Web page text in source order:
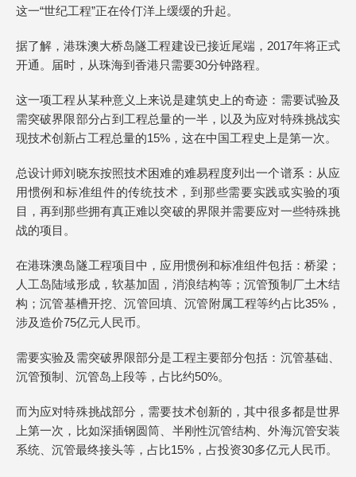
这一“世纪工程”正在伶仃洋上缓缓的升起。
据了解，港珠澳大桥岛隧工程建设已接近尾端，2017年将正式
开通。届时，从珠海到香港只需要30分钟路程。
这一项工程从某种意义上来说是建筑史上的奇迹：需要试验及
需突破界限部分占到工程总量的一半，以及为应对特殊挑战实
现技术创新占工程总量的15%，这在中国工程史上是第一次。
总设计师刘晓东按照技术困难的难易程度列出一个谱系：从应
用惯例和标准组件的传统技术，到那些需要实践或实验的项
目，再到那些拥有真正难以突破的界限并需要应对一些特殊挑
战的项目。
在港珠澳岛隧工程项目中，应用惯例和标准组件包括：桥梁；
人工岛陆域形成，软基加固，消浪结构等；沉管预制厂土木结
构；沉管基槽开挖、沉管回填、沉管附属工程等约占比35%，
涉及造价75亿元人民币。
需要实验及需突破界限部分是工程主要部分包括：沉管基础、
沉管预制、沉管岛上段等，占比约50%。
而为应对特殊挑战部分，需要技术创新的，其中很多都是世界
上第一次，比如深插钢圆筒、半刚性沉管结构、外海沉管安装
系统、沉管最终接头等，占比15%，占投资30多亿元人民币。